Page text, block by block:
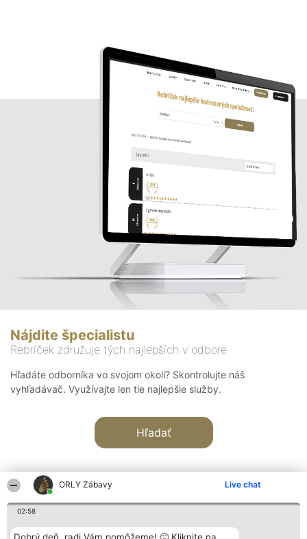
ORLY Zábavy Live chat
02:58
Nájdite špecialistu
Rebríček združuje tých najlepších v odbore
Hľadáte odborníka vo svojom okolí? Skontrolujte náš
vyhľadávač. Využívajte len tie najlepšie služby.
Hľadať
Organizátor hodnotenia Hodnotenie Kontakt